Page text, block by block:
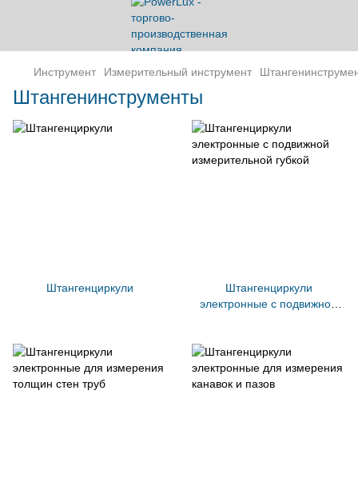
Инструмент Измерительный инструмент
Штангенинструменты
Штангенциркули
Штангенциркули
электронные с подвижной